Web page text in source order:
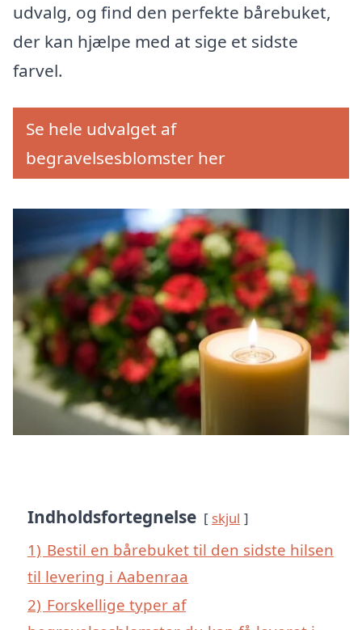
udvalg, og find den perfekte bårebuket,
der kan hjælpe med at sige et sidste
farvel.
Se hele udvalget af
begravelsesblomster her
Indholdsfortegnelse skjul
1) Bestil en bårebuket til den sidste hilsen
til levering i Aabenraa
2) Forskellige typer af